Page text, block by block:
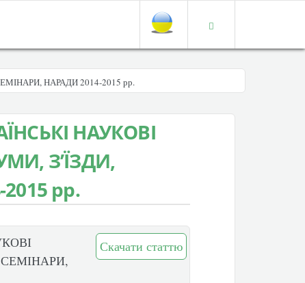
НАРАДИ 2014-2015 рр.
НАУКОВІ
З’ЇЗДИ,
рр.
Скачати статтю